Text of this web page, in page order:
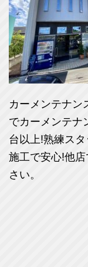
カーメンテナン
でカーメンテナ
台以上!熟練ス
施工で安心!他
さい。